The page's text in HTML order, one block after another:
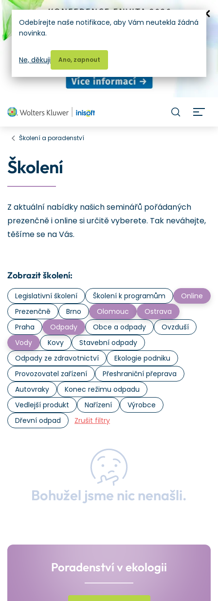
Školení a poradenství
Školení
Z aktuální nabídky našich seminářů pořádaných
prezenčně i online si určitě vyberete. Tak neváhejte,
těšíme se na Vás.
Zobrazit školení:
Legislativní školení Školení k programům
Online
Prezenčně
Brno Olomouc
Ostrava
Praha
Odpady Obce a odpady
Ovzduší
Vody
Kovy
Stavební odpady
Odpady ze zdravotnictví
Ekologie podniku
Provozovatel zařízení
Přeshraniční přeprava
Autovraky
Konec režimu odpadu
Vedlejší produkt
Nařízení
Výrobce
Dřevní odpad
Zrušit filtry
Bohužel jsme nic nenašli.
Poradenství v ekologii
Odebírejte naše notifikace, aby Vám neutekla žádná
novinka.
Ano, zapnout
Ne, děkuji